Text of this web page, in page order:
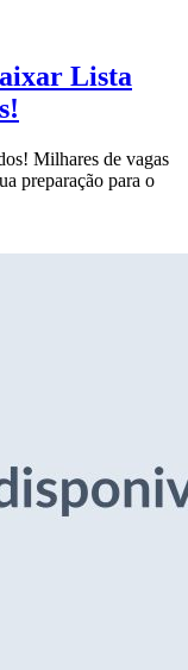
Lista
Milhares de vagas
preparação para o